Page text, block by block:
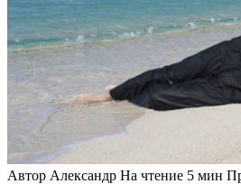
Автор Александр На чтение 5 мин